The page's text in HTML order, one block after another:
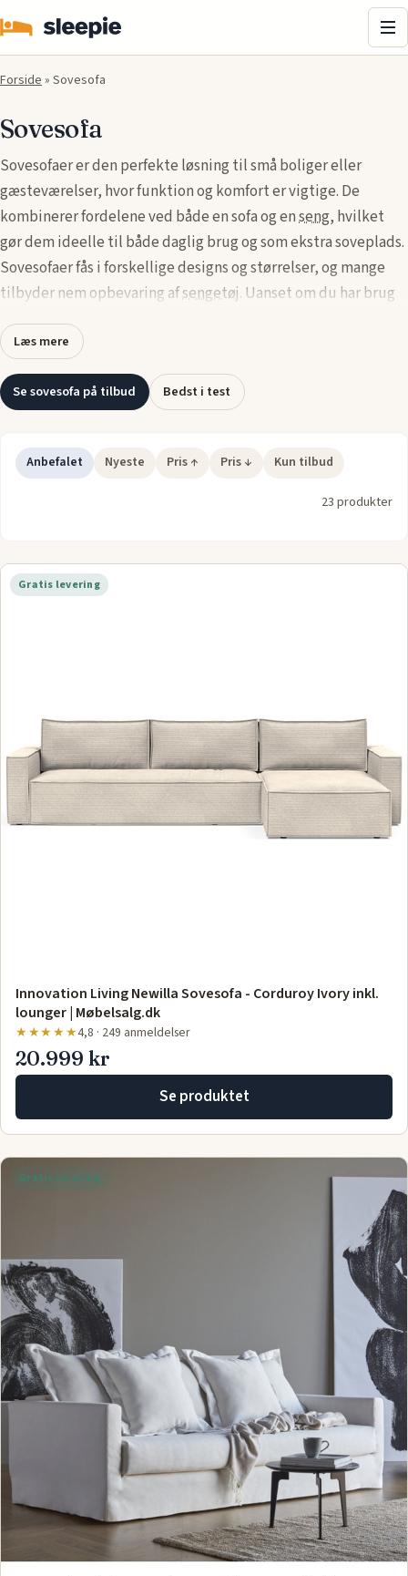
Forside» Sovesofa
Sovesofa
Sovesofaer er den perfekte løsning til små boliger eller
gæsteværelser, hvor funktion og komfort er vigtige. De
kombinerer fordelene ved både en sofa og enseng, hvilket
gør dem ideelle til både daglig brug og som ekstra soveplads.
Sovesofaer fås i forskellige designs og størrelser, og mange
tilbyder nem opbevaring afsengetøj. Uanset om du har brug
for en kompakt model eller en større sovesofa, der kan rumme
flere, er der mange muligheder for at finde den rette til dit
hjem.
Læs mere
Se sovesofa på tilbud Bedst i test
Anbefalet Nyeste Pris ↑ Pris ↓ Kun tilbud
23 produkter
Gratis levering
Innovation Living Newilla Sovesofa - Corduroy Ivory inkl.
lounger | Møbelsalg.dk
★★★★★4,8 · 249 anmeldelser
20.999 kr
Se produktet
Gratis levering